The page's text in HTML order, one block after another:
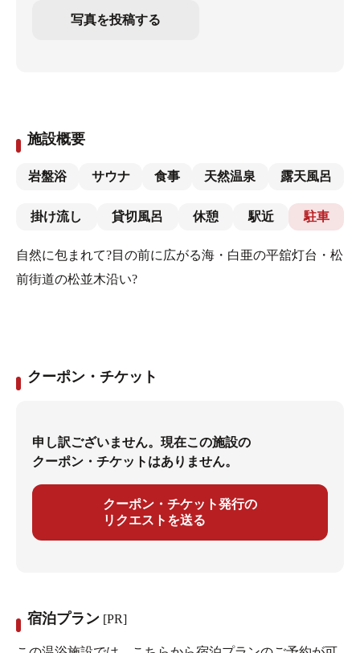
写真を投稿する
施設概要
岩盤浴 サウナ 食事 天然温泉 露天風呂
掛け流し 貸切風呂 休憩 駅近 駐車
自然に包まれて?目の前に広がる海・白亜の平舘灯台・松
前街道の松並木沿い?
クーポン・チケット
申し訳ございません。現在この施設の
クーポン・チケットはありません。
クーポン・チケット発行の
リクエストを送る
宿泊プラン [PR]